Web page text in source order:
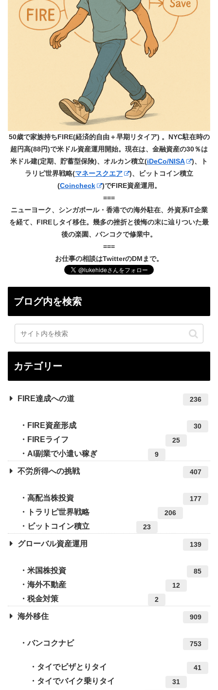
50歳で家族持ちFIRE(経済的自由＋早期リタイア) 。NYC駐在時の
超円高(88円)で米ドル資産運用開始。現在は、金融資産の30％は
米ドル建(定期、貯蓄型保険)、オルカン積立(iDeCo/NISA
)、ト
ラリピ世界戦略(マネースクエア
)、ビットコイン積立
(Coincheck
)でFIRE資産運用。
===
ニューヨーク、シンガポール・香港での海外駐在、外資系IT企業
を経て、FIREしタイ移住。幾多の挫折と後悔の末に辿りついた最
後の楽園、バンコクで修業中。
===
お仕事の相談はTwitterのDMまで。
ブログ内を検索
カテゴリー
FIRE達成への道 236
FIRE資産形成 30
FIREライフ 25
AI副業で小遣い稼ぎ 9
不労所得への挑戦 407
高配当株投資 177
トラリピ世界戦略 206
ビットコイン積立 23
グローバル資産運用 139
米国株投資 85
海外不動産 12
税金対策 2
海外移住 909
バンコクナビ 753
タイでビザとりタイ 41
タイでバイク乗りタイ 31